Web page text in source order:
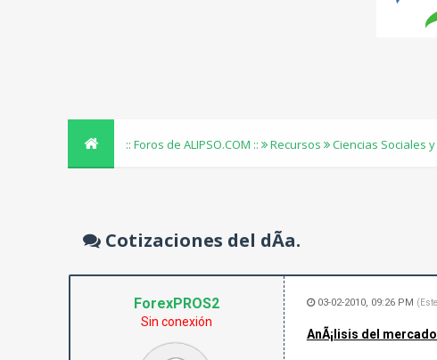
:: Foros de ALIPSO.COM :: Recursos Ciencias Sociales
Cotizaciones del dÃ­a.
ForexPROS2
Sin conexión
03-02-2010, 09:26 PM
AnÃ¡lisis del